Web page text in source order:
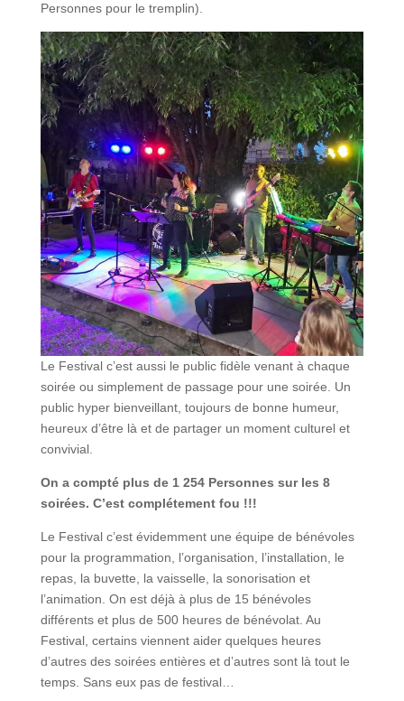
Personnes pour le tremplin).
Le Festival c’est aussi le public fidèle venant à chaque
soirée ou simplement de passage pour une soirée. Un
public hyper bienveillant, toujours de bonne humeur,
heureux d’être là et de partager un moment culturel et
convivial.
On a compté plus de 1 254 Personnes sur les 8
soirées. C’est complétement fou !!!
Le Festival c’est évidemment une équipe de bénévoles
pour la programmation, l’organisation, l’installation, le
repas, la buvette, la vaisselle, la sonorisation et
l’animation. On est déjà à plus de 15 bénévoles
différents et plus de 500 heures de bénévolat. Au
Festival, certains viennent aider quelques heures
d’autres des soirées entières et d’autres sont là tout le
temps. Sans eux pas de festival…